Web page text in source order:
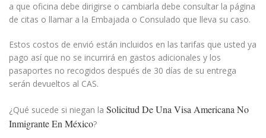
a que oficina debe dirigirse o cambiarla debe consultar la página
de citas o llamar a la Embajada o Consulado que lleva su caso.
Estos costos de envió están incluidos en las tarifas que usted ya
pago así que no se incurrirá en gastos adicionales y los
pasaportes no recogidos después de 30 días de su entrega
serán devueltos al CAS.
¿Qué sucede si niegan la Solicitud De Una Visa Americana No
Inmigrante En México?